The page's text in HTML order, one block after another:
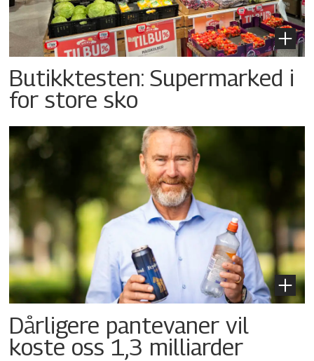
Butikktesten: Supermarked i
for store sko
Dårligere pantevaner vil
koste oss 1,3 milliarder